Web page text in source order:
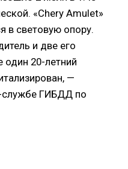
«Chery Amulet»
в световую опору.
и две его
один 20-летний
—
службе ГИБДД по